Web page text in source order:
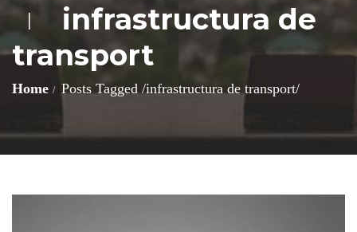
I
infrastructura de
transport
Home Posts Tagged /infrastructura de transport/